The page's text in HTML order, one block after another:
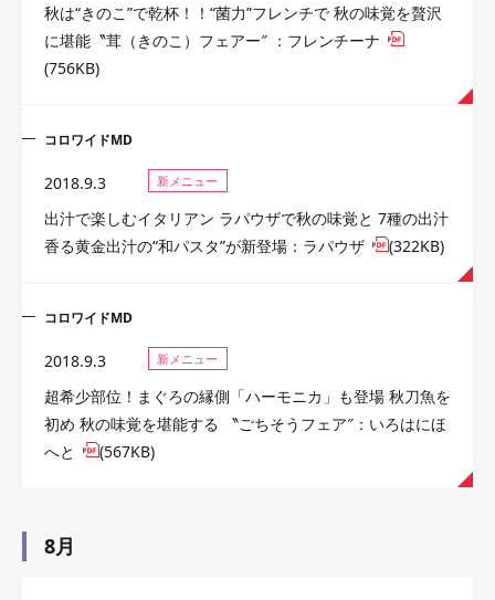
秋は“きのこ”で乾杯！！“菌力”フレンチで 秋の味覚を贅沢
に堪能〝茸（きのこ）フェアー″ ：フレンチーナ
(756KB)
コロワイドMD
2018.9.3 新メニュー
出汁で楽しむイタリアン ラパウザで秋の味覚と 7種の出汁
香る黄金出汁の“和パスタ”が新登場：ラパウザ
(322KB)
コロワイドMD
2018.9.3 新メニュー
超希少部位！まぐろの縁側「ハーモニカ」も登場 秋刀魚を
初め 秋の味覚を堪能する 〝ごちそうフェア″：いろはにほ
へと
(567KB)
8月